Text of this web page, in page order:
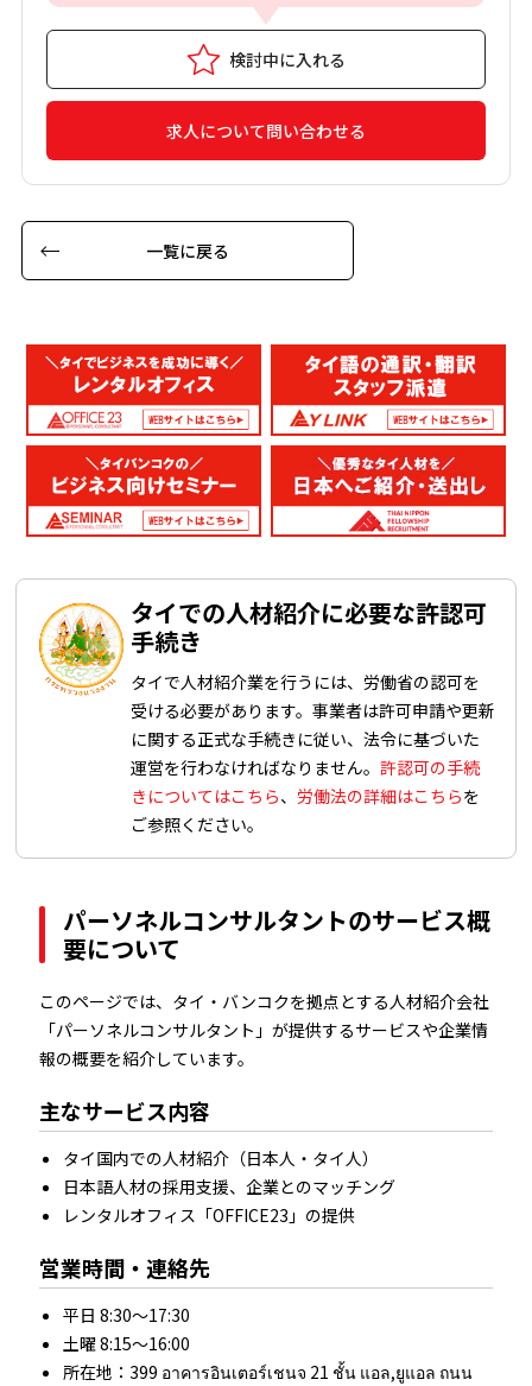
検討中に入れる
求人について問い合わせる
一覧に戻る
タイでの人材紹介に必要な許認可
手続き
タイで人材紹介業を行うには、労働省の認可を
受ける必要があります。事業者は許可申請や更新
に関する正式な手続きに従い、法令に基づいた
運営を行わなければなりません。許認可の手続
きについてはこちら、 労働法の詳細はこちらを
ご参照ください。
パーソネルコンサルタントのサービス概
要について
このページでは、タイ・バンコクを拠点とする人材紹介会社
「パーソネルコンサルタント」が提供するサービスや企業情
報の概要を紹介しています。
主なサービス内容
タイ国内での人材紹介（日本人・タイ人）
日本語人材の採用支援、企業とのマッチング
レンタルオフィス「OFFICE23」の提供
営業時間・連絡先
平日 8:30～17:30
土曜 8:15～16:00
所在地：399 อาคารอินเตอร์เชนจ 21 ชั้น แอล,ยูแอล ถนน